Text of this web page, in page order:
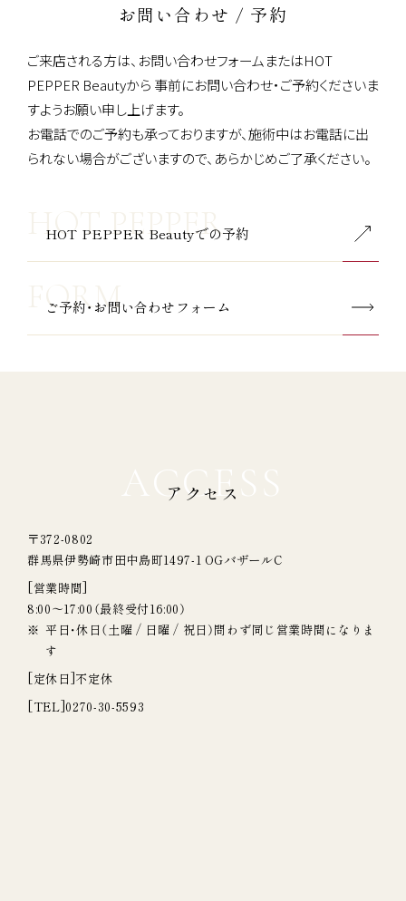
お問い合わせ / 予約
ご来店される方は、お問い合わせフォームまたはHOT
PEPPER Beautyから 事前にお問い合わせ・ご予約くださいま
すようお願い申し上げます。
お電話でのご予約も承っておりますが、施術中はお電話に出
られない場合がございますので、あらかじめご了承ください。
HOT PEPPER Beautyでの予約
ご予約・お問い合わせフォーム
ACCESS
アクセス
〒372-0802
群馬県伊勢崎市田中島町1497-1 OGバザールC
[営業時間]
8:00～17:00（最終受付16:00）
平日・休日（土曜 / 日曜 / 祝日）問わず同じ営業時間になりま
す
[定休日]不定休
[TEL]0270-30-5593